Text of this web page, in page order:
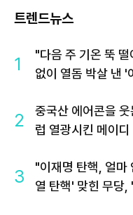
트렌드뉴스
1
"다음 주 기온 뚝
없이 열돔 박살 낸 '
2
중국산 에어콘을
럽 열광시킨 메이디
3
"이재명 탄핵, 얼마
열 탄핵' 맞힌 무당,